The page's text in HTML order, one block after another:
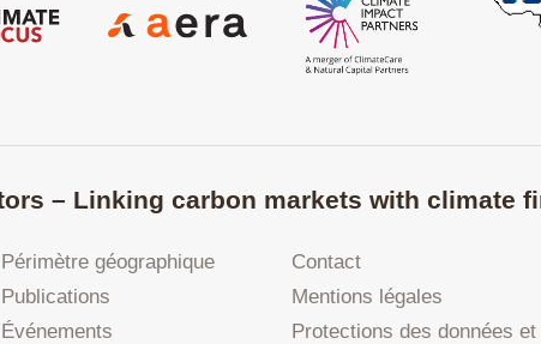
– Linking carbon markets with climate
Périmètre géographique
Publications
Événements
Contact
Mentions légales
Protections des données et